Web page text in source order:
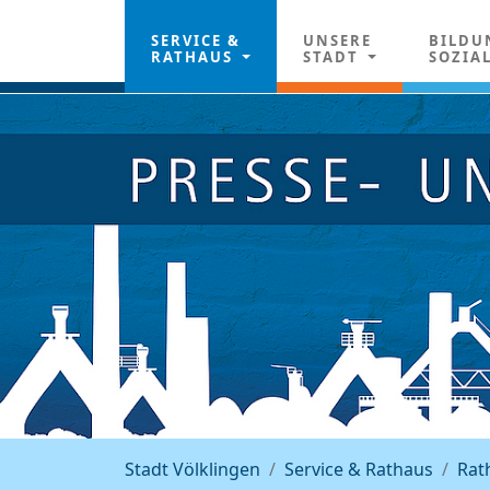
SERVICE &
RATHAUS
UNSERE
STADT
Stadt Völklingen Service & Rathaus